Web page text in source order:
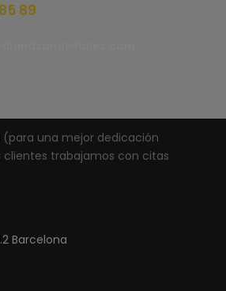
89
una mejor dedicación
clientes trabajamos con citas
Barcelona